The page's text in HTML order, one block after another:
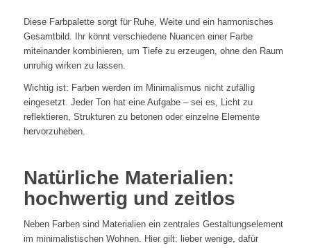
Diese Farbpalette sorgt für Ruhe, Weite und ein harmonisches
Gesamtbild. Ihr könnt verschiedene Nuancen einer Farbe
miteinander kombinieren, um Tiefe zu erzeugen, ohne den Raum
unruhig wirken zu lassen.
Wichtig ist: Farben werden im Minimalismus nicht zufällig
eingesetzt. Jeder Ton hat eine Aufgabe – sei es, Licht zu
reflektieren, Strukturen zu betonen oder einzelne Elemente
hervorzuheben.
Natürliche Materialien:
hochwertig und zeitlos
Neben Farben sind Materialien ein zentrales Gestaltungselement
im minimalistischen Wohnen. Hier gilt: lieber wenige, dafür